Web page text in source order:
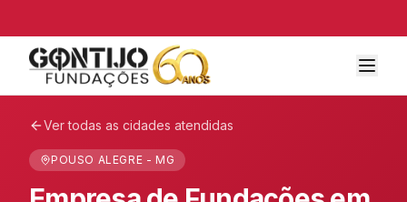
Ver todas as cidades atendidas
POUSO ALEGRE - MG